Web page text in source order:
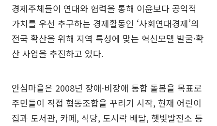
경제주체들이 연대와 협력을 통해 이윤보다 공익적
가치를 우선 추구하는 경제활동인 ‘사회연대경제’의
전국 확산을 위해 지역 특성에 맞는 혁신모델 발굴·확
산 사업을 추진하고 있다.
안심마을은 2008년 장애·비장애 통합 돌봄을 목표로
주민들이 직접 협동조합을 꾸리기 시작, 현재 어린이
집과 도서관, 카페, 식당, 도시락 배달, 햇빛발전소 등